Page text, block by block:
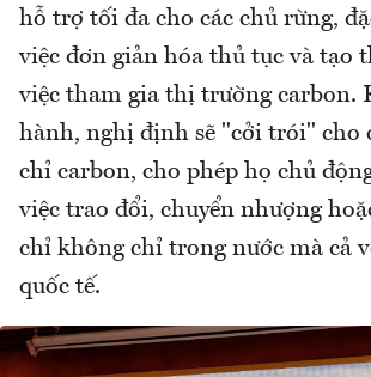
hỗ trợ tối đa cho các chủ rừng,
việc đơn giản hóa thủ tục và tạo
việc tham gia thị trường carbon.
hành, nghị định sẽ "cởi trói" cho
chỉ carbon, cho phép họ chủ
việc trao đổi, chuyển nhượng
chỉ không chỉ trong nước mà cả
quốc tế.